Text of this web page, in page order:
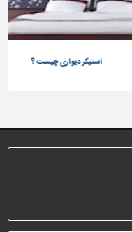
استیکر دیواری چیست ؟